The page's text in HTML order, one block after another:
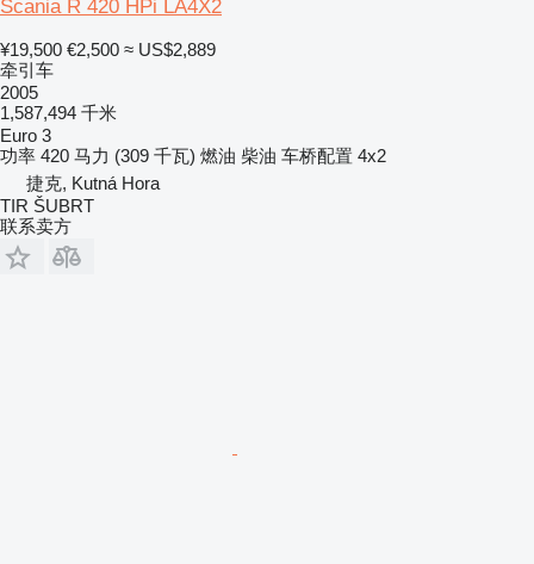
Scania R 420 HPi LA4X2
¥19,500 €2,500 ≈ US$2,889
牵引车
2005
1,587,494 千米
Euro 3
功率 420 马力 (309 千瓦) 燃油 柴油 车桥配置 4x2
捷克, Kutná Hora
TIR ŠUBRT
联系卖方